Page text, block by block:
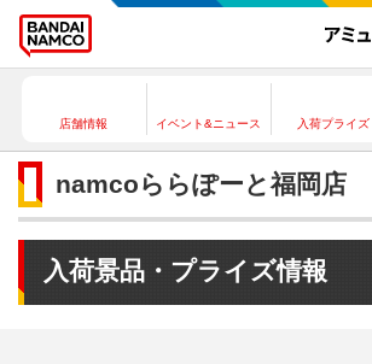
店舗情報 イベント&ニュース 入荷プライズ
namcoららぽーと福岡店
入荷景品・プライズ情報